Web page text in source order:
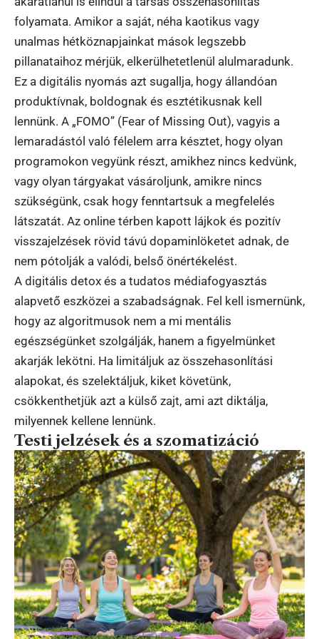
folyamata. Amikor a saját, néha kaotikus vagy
unalmas hétköznapjainkat mások legszebb
pillanataihoz mérjük, elkerülhetetlenül alulmaradunk.
Ez a digitális nyomás azt sugallja, hogy állandóan
produktívnak, boldognak és esztétikusnak kell
lennünk. A „FOMO” (Fear of Missing Out), vagyis a
lemaradástól való félelem arra késztet, hogy olyan
programokon vegyünk részt, amikhez nincs kedvünk,
vagy olyan tárgyakat vásároljunk, amikre nincs
szükségünk, csak hogy fenntartsuk a megfelelés
látszatát. Az online térben kapott lájkok és pozitív
visszajelzések rövid távú dopaminlöketet adnak, de
nem pótolják a valódi, belső önértékelést.
A digitális detox és a tudatos médiafogyasztás
alapvető eszközei a szabadságnak. Fel kell ismernünk,
hogy az algoritmusok nem a mi mentális
egészségünket szolgálják, hanem a figyelmünket
akarják lekötni. Ha limitáljuk az összehasonlítási
alapokat, és szelektáljuk, kiket követünk,
csökkenthetjük azt a külső zajt, ami azt diktálja,
milyennek kellene lennünk.
Testi jelzések és a szomatizáció